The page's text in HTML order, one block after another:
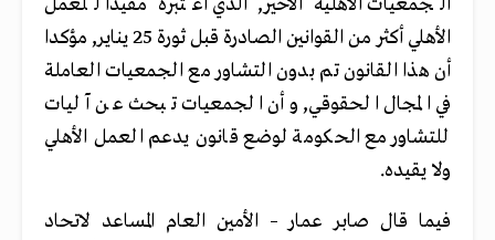
الأهلي أكثر من القوانين الصادرة قبل ثورة 25 يناير, مؤكدا
أن هذا القانون تم بدون التشاور مع الجمعيات العاملة
في المجال الحقوقي, وأن الجمعيات تبحث عن آليات
للتشاور مع الحكومة لوضع قانون يدعم العمل الأهلي
ولا يقيده.
فيما قال صابر عمار – الأمين العام المساعد لاتحاد